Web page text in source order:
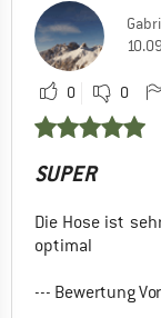
0 0
SUPER
Die Hose ist
optimal
--- Bewertung